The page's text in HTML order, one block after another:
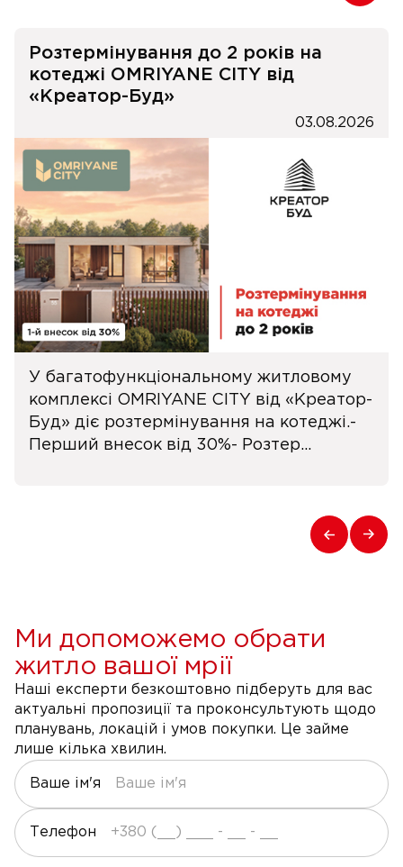
Розтермінування до 2 років на
котеджі OMRIYANE CITY від
«Креатор-Буд»
03.08.2026
У багатофункціональному житловому
комплексі OMRIYANE CITY від «Креатор-
Буд» діє розтермінування на котеджі.-
Перший внесок від 30%- Розтер...
Ми допоможемо обрати
житло вашої мрії
Наші експерти безкоштовно підберуть для вас
актуальні пропозиції та проконсультують щодо
планувань, локацій і умов покупки. Це займе
лише кілька хвилин.
Ваше ім'я
Телефон